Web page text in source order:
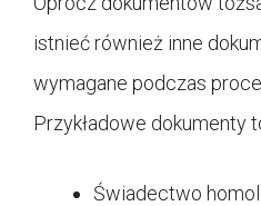
istnieć również inne
wymagane podczas
Przykładowe dokumenty
Świadectwo